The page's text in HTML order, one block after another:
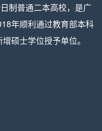
制普通二本高校，是广
年顺利通过教育部本科
硕士学位授予单位。